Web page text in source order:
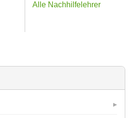
Alle Nachhilfelehrer